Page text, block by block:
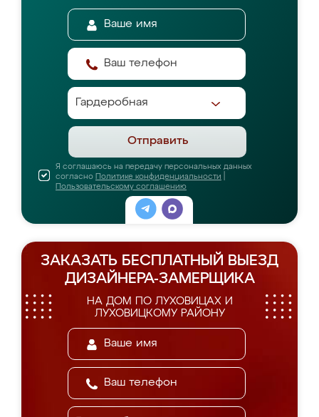
Отправить
Я соглашаюсь на передачу персональных данных
согласно Политике конфиденциальности
Пользовательскому соглашению
ЗАКАЗАТЬ БЕСПЛАТНЫЙ ВЫЕЗД
ДИЗАЙНЕРА-ЗАМЕРЩИКА
НА ДОМ ПО ЛУХОВИЦАХ И
ЛУХОВИЦКОМУ РАЙОНУ